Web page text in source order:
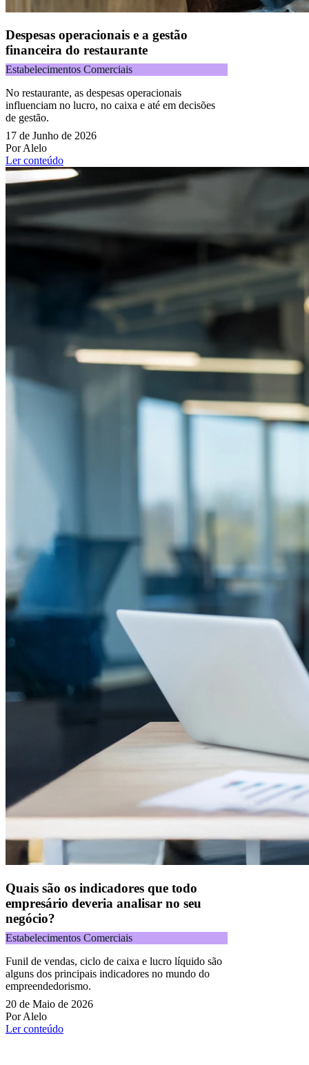
Despesas operacionais e a gestão
financeira do restaurante
Estabelecimentos Comerciais
No restaurante, as despesas operacionais
influenciam no lucro, no caixa e até em decisões
de gestão.
17 de Junho de 2026
Por Alelo
Ler conteúdo
Quais são os indicadores que todo
empresário deveria analisar no seu
negócio?
Estabelecimentos Comerciais
Funil de vendas, ciclo de caixa e lucro líquido são
alguns dos principais indicadores no mundo do
empreendedorismo.
20 de Maio de 2026
Por Alelo
Ler conteúdo